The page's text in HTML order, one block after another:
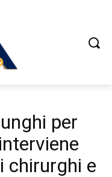
per
chirurghi e